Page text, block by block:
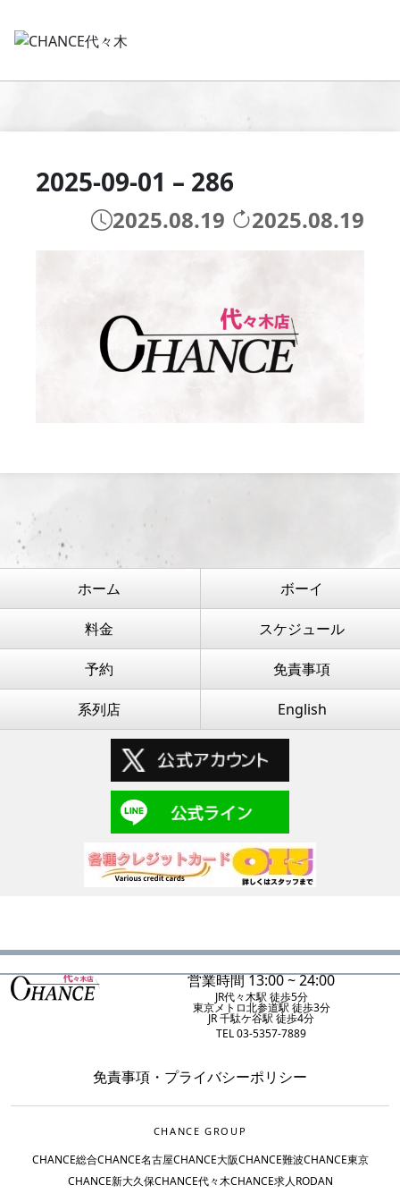
2025-09-01 – 286
2025.08.19 2025.08.19
ホーム ボーイ
料金 スケジュール
予約 免責事項
系列店 English
営業時間 13:00 ~ 24:00
JR代々木駅 徒歩5分
東京メトロ北参道駅 徒歩3分
JR 千駄ケ谷駅 徒歩4分
TEL 03-5357-7889
免責事項 ・ プライバシーポリシー
CHANCE GROUP
CHANCE総合CHANCE名古屋CHANCE大阪CHANCE難波CHANCE東京
CHANCE新大久保CHANCE代々木CHANCE求人RODAN